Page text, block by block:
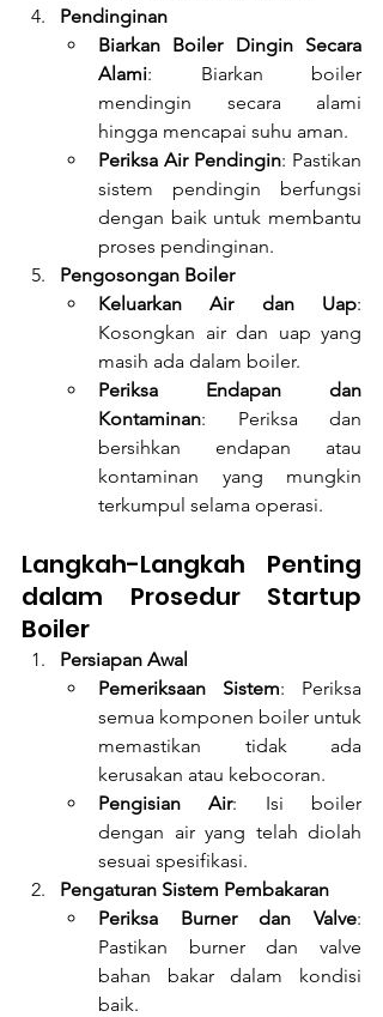
Pendinginan
Biarkan Boiler Dingin Secara
Alami: Biarkan boiler
mendingin secara alami
hingga mencapai suhu aman.
Periksa Air Pendingin: Pastikan
sistem pendingin berfungsi
dengan baik untuk membantu
proses pendinginan.
Pengosongan Boiler
Keluarkan Air dan Uap:
Kosongkan air dan uap yang
masih ada dalam boiler.
Periksa Endapan dan
Kontaminan: Periksa dan
bersihkan endapan atau
kontaminan yang mungkin
terkumpul selama operasi.
Langkah-Langkah Penting
dalam Prosedur Startup
Boiler
Persiapan Awal
Pemeriksaan Sistem: Periksa
semua komponen boiler untuk
memastikan tidak ada
kerusakan atau kebocoran.
Pengisian Air: Isi boiler
dengan air yang telah diolah
sesuai spesifikasi.
Pengaturan Sistem Pembakaran
Periksa Burner dan Valve:
Pastikan burner dan valve
bahan bakar dalam kondisi
baik.